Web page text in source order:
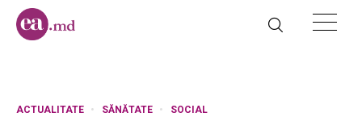
ACTUALITATE SĂNĂTATE SOCIAL